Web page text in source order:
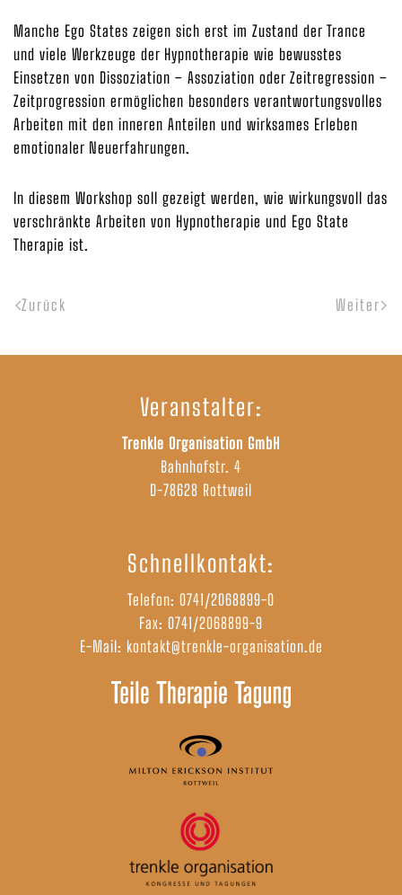
Manche Ego States zeigen sich erst im Zustand der Trance
und viele Werkzeuge der Hypnotherapie wie bewusstes
Einsetzen von Dissoziation – Assoziation oder Zeitregression –
Zeitprogression ermöglichen besonders verantwortungsvolles
Arbeiten mit den inneren Anteilen und wirksames Erleben
emotionaler Neuerfahrungen.
In diesem Workshop soll gezeigt werden, wie wirkungsvoll das
verschränkte Arbeiten von Hypnotherapie und Ego State
Therapie ist.
Zurück Weiter
Veranstalter:
Trenkle Organisation GmbH
Bahnhofstr. 4
D-78628 Rottweil
Schnellkontakt:
Telefon: 0741/2068899-0
Fax: 0741/2068899-9
E-Mail: kontakt@trenkle-organisation.de